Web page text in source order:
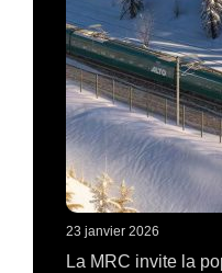
23 janvier 2026
La MRC invite la